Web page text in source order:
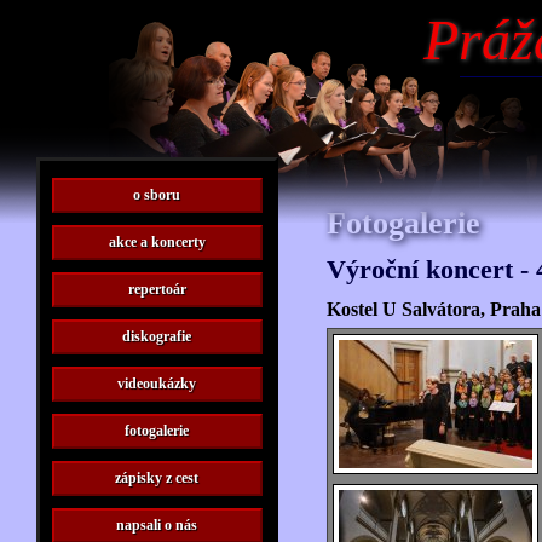
Fotogalerie
Výroční koncert -
Kostel U Salvátora, Praha
o sboru
akce a koncerty
repertoár
diskografie
videoukázky
fotogalerie
zápisky z cest
napsali o nás